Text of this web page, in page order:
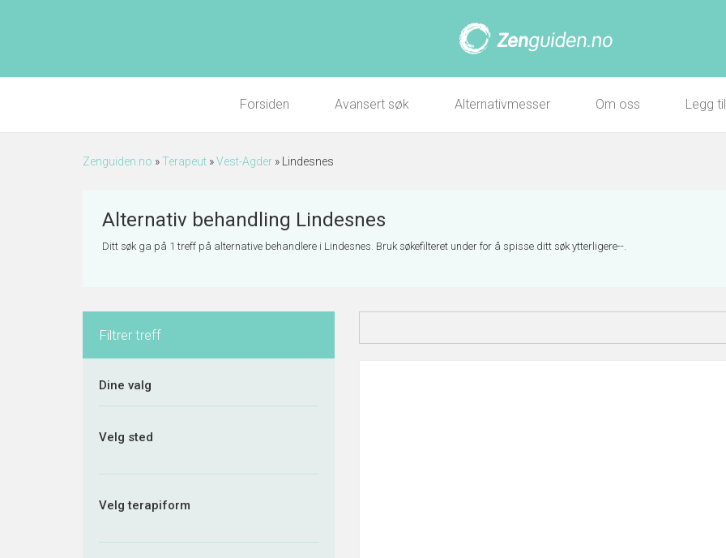
Forsiden Avansert søk Alternativmesser Om oss Legg
Zenguiden.no »Terapeut »Vest-Agder » Lindesnes
Alternativ behandling Lindesnes
Ditt søk ga på 1 treff på alternative behandlere i Lindesnes. Bruk søkefilteret under for å spisse ditt søk ytterligere--.
Filtrer treff
Dine valg
Velg sted
Velg terapiform